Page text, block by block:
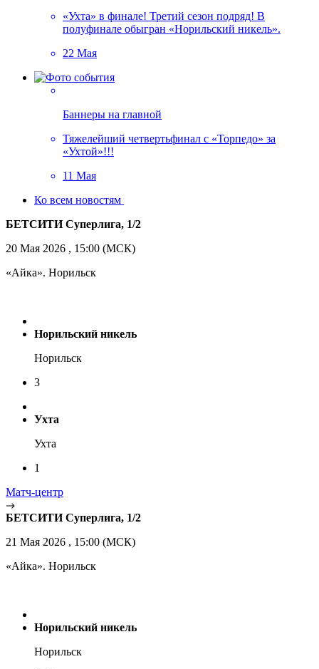
«Ухта» в финале! Третий сезон подряд! В
полуфинале обыгран «Норильский никель».
22 Мая
Баннеры на главной
Тяжелейший четвертьфинал с «Торпедо» за
«Ухтой»!!!
11 Мая
Ко всем новостям
БЕТСИТИ Суперлига, 1/2
20 Мая 2026 , 15:00 (МСК)
«Айка». Норильск
Норильский никель
Норильск
3
Ухта
Ухта
1
Матч-центр
БЕТСИТИ Суперлига, 1/2
21 Мая 2026 , 15:00 (МСК)
«Айка». Норильск
Норильский никель
Норильск